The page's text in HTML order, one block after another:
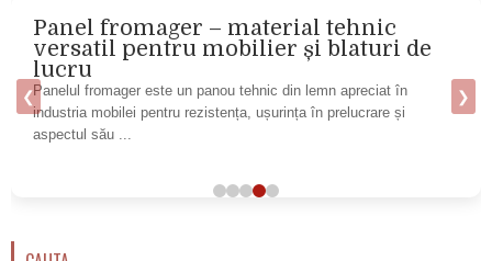
Panel fromager – material tehnic
versatil pentru mobilier și blaturi de
lucru
Panelul fromager este un panou tehnic din lemn apreciat în
industria mobilei pentru rezistența, ușurința în prelucrare și
aspectul său ...
❮ ❯